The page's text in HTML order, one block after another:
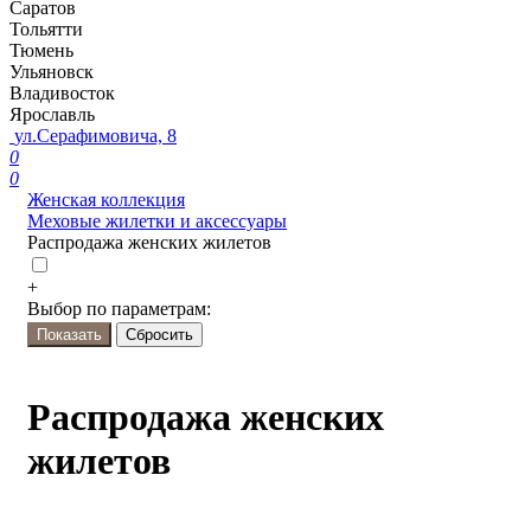
Саратов
Тольятти
Тюмень
Ульяновск
Владивосток
Ярославль
ул.Серафимовича, 8
0
0
Женская коллекция
Меховые жилетки и аксессуары
Распродажа женских жилетов
+
Выбор по параметрам:
Распродажа женских
жилетов